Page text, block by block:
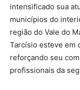
intensificado sua
municípios do
região do Vale do
Tarcísio esteve em
reforçando seu
profissionais da